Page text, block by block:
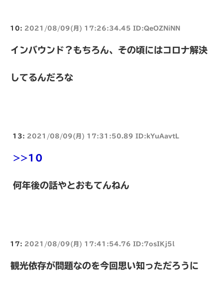
10: 2021/08/09(月) 17:26:34.45 ID:QeOZNiNN
インバウンド？もちろん、その頃にはコロナ解決
してるんだろな
13: 2021/08/09(月) 17:31:50.89 ID:kYuAavtL
>>10
何年後の話やとおもてんねん
17: 2021/08/09(月) 17:41:54.76 ID:7osIKj5l
観光依存が問題なのを今回思い知っただろうに